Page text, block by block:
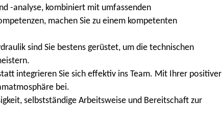
-analyse, kombiniert mit umfassenden
machen Sie zu einem kompetenten
sind Sie bestens gerüstet, um die technischen
integrieren Sie sich effektiv ins Team. Mit Ihrer positiver
bei.
selbstständige Arbeitsweise und Bereitschaft zur